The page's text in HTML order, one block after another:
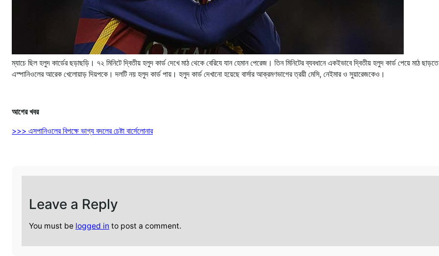
ম্যাচে ছিল হলুদ কার্ডের ছড়াছড়ি। ৭২ মিনিটে দ্বিতীয় হলুদ কার্ড দেখে মাঠ থেকে বেরিযে যান হেমান পেরেজ। তিন মিনিটের ব্যবধানে একইভাবে দ্বিতীয় হলুদ কার্ড পেয়ে মাঠ
এস্পানিওলের আরেক খেলোয়াড় দিয়পকে। দলটি নয় হলুদ কার্ড পায়। হলুদ কার্ড দেখানো হয়েছে বার্সার আক্রমণভাগের ত্রয়ী মেসি, নেইমার ও সুয়ারেজকেও।
আগের খবর
>>> এসপানিওলের বিপক্ষে ভাগ্য বদলের চেষ্টা বার্সেলোনার
Leave a Reply
You must be logged in to post a comment.